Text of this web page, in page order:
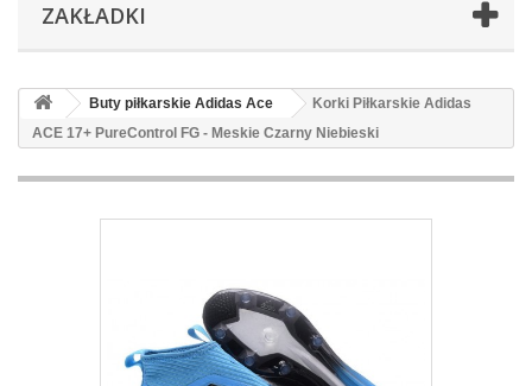
ZAKŁADKI
Buty piłkarskie Adidas Ace
Korki Piłkarskie Adidas
ACE 17+ PureControl FG - Meskie Czarny Niebieski